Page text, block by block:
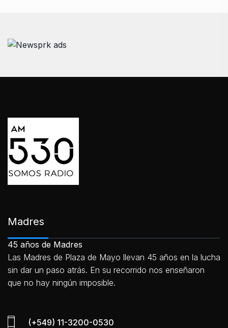
Madres
45 años de Madres
Las Madres de Plaza de Mayo llevan 45 años en la lucha
sin dar un paso atrás. En su recorrido nos enseñaron
que no hay ningún imposible.
(+549) 11-3200-0530